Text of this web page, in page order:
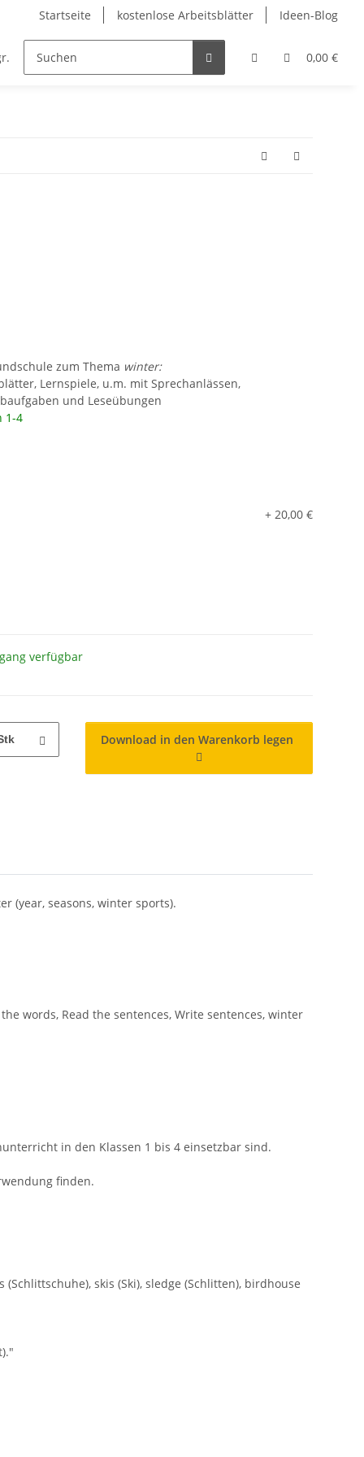
Startseite kostenlose Arbeitsblätter Ideen-Blog
0,00 €
Englisch Religion
zum Thema winter:
Lernspiele, u.m. mit Sprechanlässen,
und Leseübungen
1-4
+ 20,00 €
verfügbar
Download in den Warenkorb legen
(year, seasons, winter sports).
words, Read the sentences, Write sentences, winter
in den Klassen 1 bis 4 einsetzbar sind.
finden.
skis (Ski), sledge (Schlitten), birdhouse